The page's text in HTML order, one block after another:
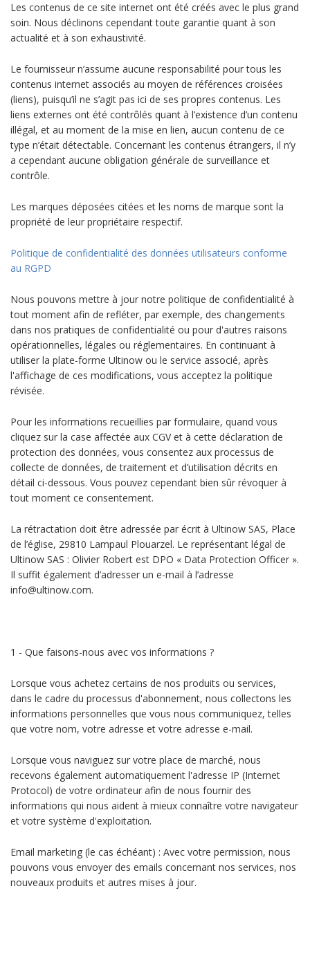
Les contenus de ce site internet ont été créés avec le plus grand
soin. Nous déclinons cependant toute garantie quant à son
actualité et à son exhaustivité.
Le fournisseur n’assume aucune responsabilité pour tous les
contenus internet associés au moyen de références croisées
(liens), puisqu’il ne s’agit pas ici de ses propres contenus. Les
liens externes ont été contrôlés quant à l’existence d’un contenu
illégal, et au moment de la mise en lien, aucun contenu de ce
type n’était détectable. Concernant les contenus étrangers, il n’y
a cependant aucune obligation générale de surveillance et
contrôle.
Les marques déposées citées et les noms de marque sont la
propriété de leur propriétaire respectif.
Politique de confidentialité des données utilisateurs conforme
au RGPD
Nous pouvons mettre à jour notre politique de confidentialité à
tout moment afin de refléter, par exemple, des changements
dans nos pratiques de confidentialité ou pour d'autres raisons
opérationnelles, légales ou réglementaires. En continuant à
utiliser la plate-forme Ultinow ou le service associé, après
l'affichage de ces modifications, vous acceptez la politique
révisée.
Pour les informations recueillies par formulaire, quand vous
cliquez sur la case affectée aux CGV et à cette déclaration de
protection des données, vous consentez aux processus de
collecte de données, de traitement et d’utilisation décrits en
détail ci-dessous. Vous pouvez cependant bien sûr révoquer à
tout moment ce consentement.
La rétractation doit être adressée par écrit à Ultinow SAS, Place
de l’église, 29810 Lampaul Plouarzel. Le représentant légal de
Ultinow SAS : Olivier Robert est DPO « Data Protection Officer ».
Il suffit également d’adresser un e-mail à l’adresse
info@ultinow.com.
1 - Que faisons-nous avec vos informations ?
Lorsque vous achetez certains de nos produits ou services,
dans le cadre du processus d'abonnement, nous collectons les
informations personnelles que vous nous communiquez, telles
que votre nom, votre adresse et votre adresse e-mail.
Lorsque vous naviguez sur votre place de marché, nous
recevons également automatiquement l'adresse IP (Internet
Protocol) de votre ordinateur afin de nous fournir des
informations qui nous aident à mieux connaître votre navigateur
et votre système d'exploitation.
Email marketing (le cas échéant) : Avec votre permission, nous
pouvons vous envoyer des emails concernant nos services, nos
nouveaux produits et autres mises à jour.